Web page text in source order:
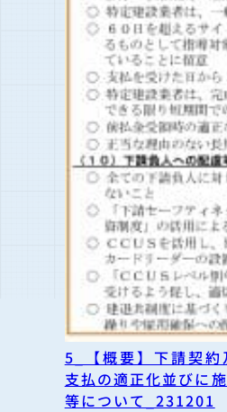
5_【概要】下請契約
支払の適正化並びに
等について_231201